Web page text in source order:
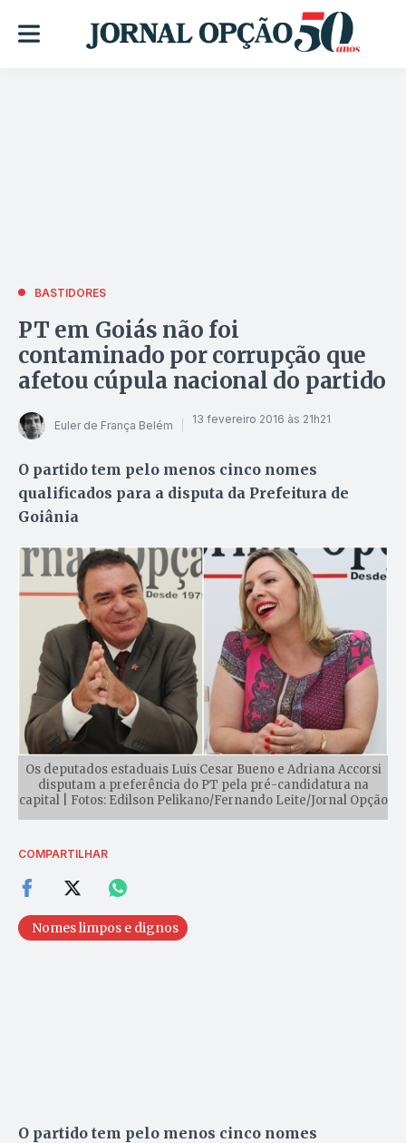
BASTIDORES
PT em Goiás não foi
contaminado por corrupção que
afetou cúpula nacional do partido
Euler de França Belém 13 fevereiro 2016 às 21h21
O partido tem pelo menos cinco nomes
qualificados para a disputa da Prefeitura de
Goiânia
Os deputados estaduais Luis Cesar Bueno e Adriana Accorsi
disputam a preferência do PT pela pré-candidatura na
capital | Fotos: Edilson Pelikano/Fernando Leite/Jornal Opção
COMPARTILHAR
Nomes limpos e dignos
O partido tem pelo menos cinco nomes